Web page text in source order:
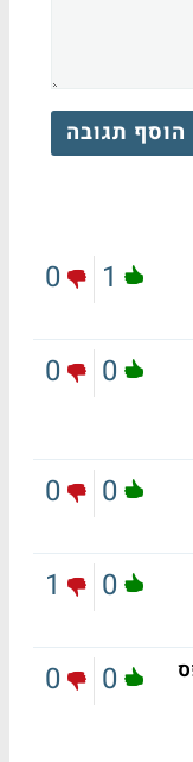
הוסף תגובה
1
0
0
0
0
0
0
1
0
0